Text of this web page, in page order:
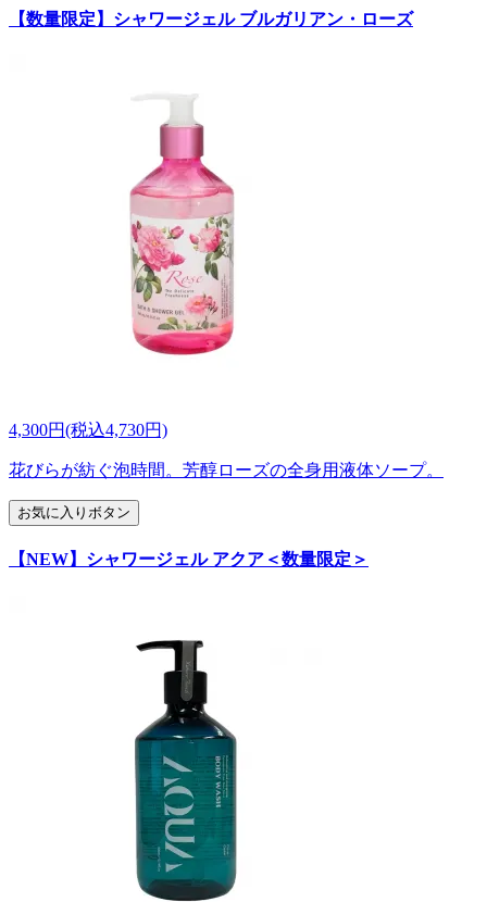
【数量限定】シャワージェル ブルガリアン・ローズ
4,300円(税込4,730円)
花びらが紡ぐ泡時間。芳醇ローズの全身用液体ソープ。
お気に入りボタン
【NEW】シャワージェル アクア＜数量限定＞